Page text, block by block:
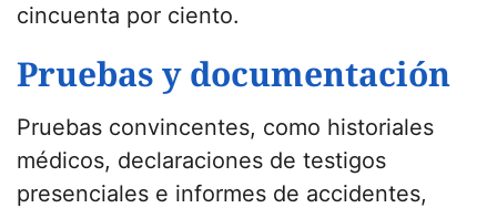
cincuenta por ciento.
Pruebas y documentación
Pruebas convincentes, como historiales
médicos, declaraciones de testigos
presenciales e informes de accidentes,